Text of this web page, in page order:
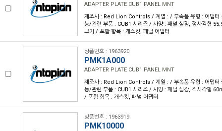
ADAPTER PLATE CUB1 PANEL MNT
제조사 : Red Lion Controls / 계열 : / 부속품 유형 : 어댑터
능/관련 부품 : CUB1 시리즈 / 사양 : 패널 실장, 정사각형
크기 / 포함 항목 : 개스킷, 패널 어댑터
상품번호 : 1963920
PMK1A000
ADAPTER PLATE CUB1 PANEL MNT
제조사 : Red Lion Controls / 계열 : / 부속품 유형 : 어댑터
능/관련 부품 : CUB1 시리즈 / 사양 : 패널 실장, 직사각형
/ 포함 항목 : 개스킷, 패널 어댑터
상품번호 : 1963919
PMK10000